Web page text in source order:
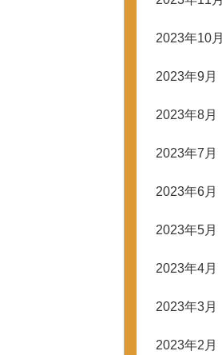
2023年10月
2023年9月
2023年8月
2023年7月
2023年6月
2023年5月
2023年4月
2023年3月
2023年2月